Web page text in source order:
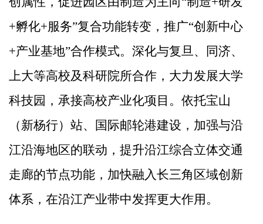
+孵化+服务”复合功能转变，推广“创新中心
+产业基地”合作模式。深化与复旦、同济、
上大等高校及科研院所合作，大力发展大学
科技园，承接高校产业化项目。依托宝山
（新杨行）站、国际邮轮港建设，加强与沿
江沿海地区的联动，提升沿江综合立体交通
走廊的节点功能，加快融入长三角区域创新
体系，在沿江产业带中发挥更大作用。